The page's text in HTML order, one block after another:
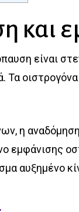
και
είναι
Τα
η
εμφάνισης
αυξημένο